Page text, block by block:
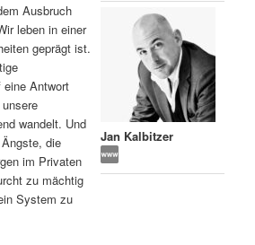
Jan Kalbitzer
Ausbruch
leben in einer
geprägt ist.
eine Antwort
wandelt. Und
die
im Privaten
zu mächtig
System zu